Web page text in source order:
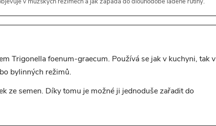
Trigonella foenum-graecum. Používá se jak v kuchyni, tak v
bylinných režimů.
ze semen. Díky tomu je možné ji jednoduše zařadit do